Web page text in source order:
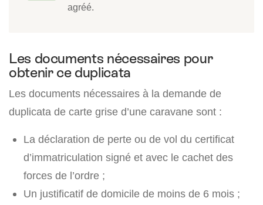
agréé.
Les documents nécessaires pour
obtenir ce duplicata
Les documents nécessaires à la demande de
duplicata de carte grise d’une caravane sont :
La déclaration de perte ou de vol du certificat
d’immatriculation signé et avec le cachet des
forces de l’ordre ;
Un justificatif de domicile de moins de 6 mois ;